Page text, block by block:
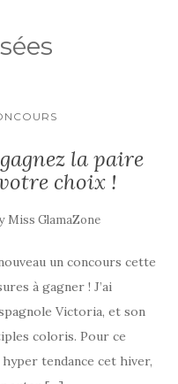
la paire
choix !
Miss GlamaZone
un concours cette
à gagner ! J’ai
Victoria, et son
coloris. Pour ce
tendance cet hiver,